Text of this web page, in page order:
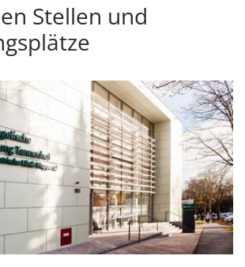
Stellen und